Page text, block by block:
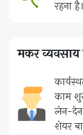
रहना है।
मकर
काम
लेन-
शेयर